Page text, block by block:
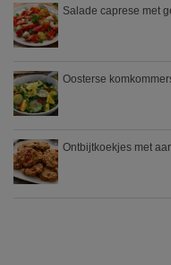
Salade caprese met
Oosterse
Ontbijtkoekjes met